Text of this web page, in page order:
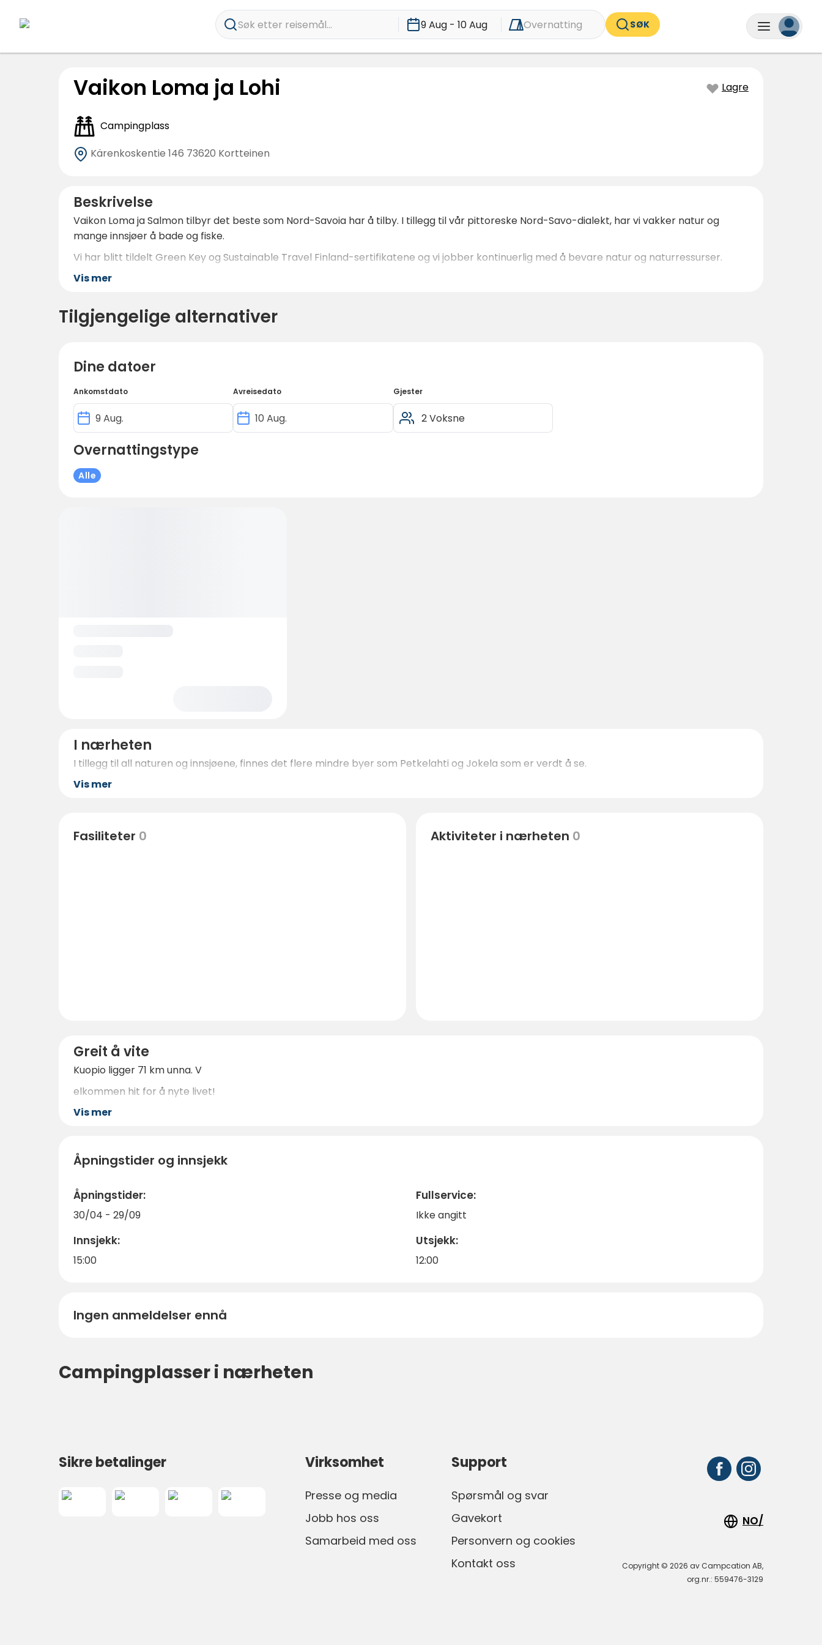
Søk etter reisemål... 9 Aug - 10 Aug Overnatting SØK
Vaikon Loma ja Lohi Lagre
Campingplass
Kärenkoskentie 146 73620 Kortteinen
Beskrivelse
Vaikon Loma ja Salmon tilbyr det beste som Nord-Savoia har å tilby. I tillegg til vår pittoreske Nord-Savo-dialekt, har vi vakker natur og
mange innsjøer å bade og fiske.
Vi har blitt tildelt Green Key og Sustainable Travel Finland-sertifikatene og vi jobber kontinuerlig med å bevare natur og naturressurser.
Vis mer
Tilgjengelige alternativer
Dine datoer
Ankomstdato Avreisedato Gjester
Overnattingstype
Alle
I nærheten
I tillegg til all naturen og innsjøene, finnes det flere mindre byer som Petkelahti og Jokela som er verdt å se.
Vis mer
Fasiliteter 0 Aktiviteter i nærheten 0
Greit å vite
Kuopio ligger 71 km unna. V
elkommen hit for å nyte livet!
Vis mer
Åpningstider og innsjekk
Åpningstider:
30/04 - 29/09
Fullservice:
Ikke angitt
Innsjekk:
15:00
Utsjekk:
12:00
Ingen anmeldelser ennå
Campingplasser i nærheten
Sikre betalinger Virksomhet
Presse og media
Jobb hos oss
Samarbeid med oss
Support
Spørsmål og svar
Gavekort
Personvern og cookies
Kontakt oss
NO/
Copyright © 2026 av Campcation AB,
org.nr.: 559476-3129